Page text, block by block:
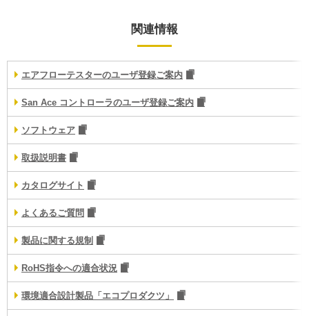
関連情報
エアフローテスターのユーザ登録ご案内
San Ace コントローラのユーザ登録ご案内
ソフトウェア
取扱説明書
カタログサイト
よくあるご質問
製品に関する規制
RoHS指令への適合状況
環境適合設計製品「エコプロダクツ」